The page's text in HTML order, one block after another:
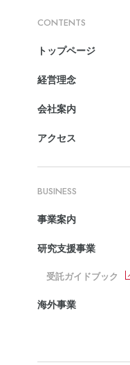
CONTENTS
トップページ
経営理念
会社案内
アクセス
BUSINESS
事業案内
研究支援事業
受託ガイドブック
海外事業